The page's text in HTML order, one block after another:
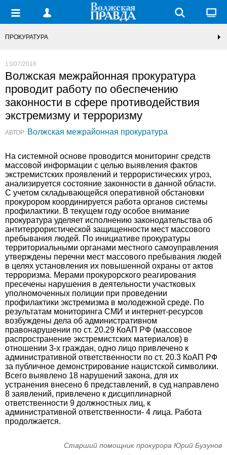
ПРОКУРАТУРА
13/07/2016
Волжская межрайонная прокуратура
проводит работу по обеспечению
законности в сфере противодействия
экстремизму и терроризму
АВТОР: Волжская межрайонная прокуратура
На системной основе проводится мониторинг средств
массовой информации с целью выявления фактов
экстремистских проявлений и террористических угроз,
анализируется состояние законности в данной области.
С учетом складывающейся оперативной обстановки
прокурором координируется работа органов системы
профилактики. В текущем году особое внимание
прокуратура уделяет исполнению законодательства об
антитеррористической защищенности мест массового
пребывания людей. По инициативе прокуратуры
территориальными органами местного самоуправления
утверждены перечни мест массового пребывания людей
в целях установления их повышенной охраны от актов
терроризма. Мерами прокурорского реагирования
пресечены нарушения в деятельности участковых
уполномоченных полиции при проведении
профилактики экстремизма в молодежной среде. По
результатам мониторинга СМИ и интернет-ресурсов
возбуждены дела об административном
правонарушении по ст. 20.29 КоАП РФ (массовое
распространение экстремистских материалов) в
отношении 3-х граждан, одно лицо привлечено к
административной ответственности по ст. 20.3 КоАП РФ
за публичное демонстрирование нацистской символики.
Всего выявлено 18 нарушений закона, для их
устранения внесено 6 представлений, в суд направлено
8 заявлений, привлечено к дисциплинарной
ответственности 9 должностных лиц, к
административной ответственности- 4 лица. Работа
продолжается.
Старший помощник прокурора Юрий Бузунов